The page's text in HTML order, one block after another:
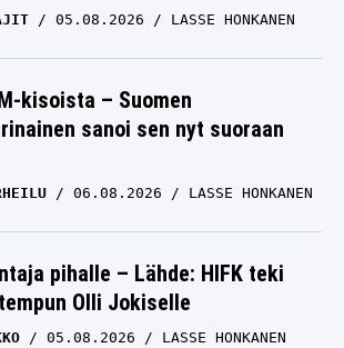
05.08.2026 LASSE HONKANEN
kisoista – Suomen
sanoi sen nyt suoraan
06.08.2026 LASSE HONKANEN
pihalle – Lähde: HIFK teki
Olli Jokiselle
05.08.2026 LASSE HONKANEN